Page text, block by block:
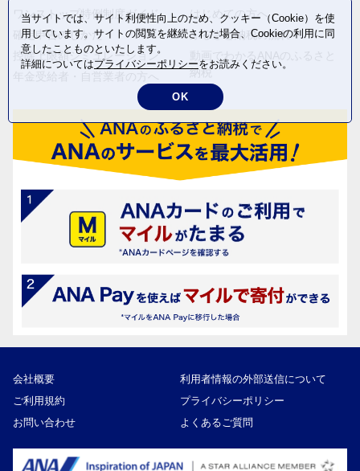
ワンストップ特例制度ガイド
確定申告のしかた
控除上限額シミュレーション
はじめての方へ
ふるさと納税の流れ
納税
会社概要
利用者情報の外部送信について
ご利用規約
プライバシーポリシー
お問い合わせ
よくあるご質問
当サイトでは、サイト利便性向上のため、クッキー（Cookie）を使
用しています。サイトの閲覧を継続された場合、Cookieの利用に同
意したことものといたします。
詳細についてはプライバシーポリシーをお読みください。
OK